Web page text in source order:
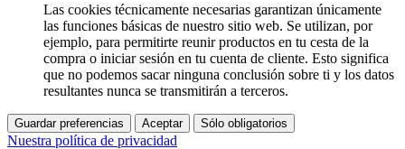
Las cookies técnicamente necesarias garantizan únicamente
las funciones básicas de nuestro sitio web. Se utilizan, por
ejemplo, para permitirte reunir productos en tu cesta de la
compra o iniciar sesión en tu cuenta de cliente. Esto significa
que no podemos sacar ninguna conclusión sobre ti y los datos
resultantes nunca se transmitirán a terceros.
Guardar preferencias Aceptar Sólo obligatorios
Nuestra política de privacidad